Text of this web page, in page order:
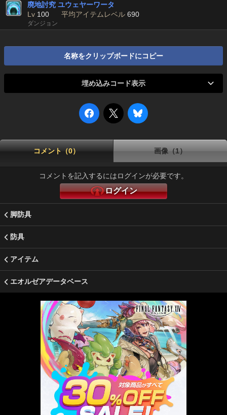
廃地討究 ユウェヤーワータ
Lv 100 平均アイテムレベル 690
ダンジョン
名称をクリップボードにコピー
埋め込みコード表示
コメント（0） 画像（1）
コメントを記入するにはログインが必要です。
ログイン
脚防具
防具
アイテム
エオルゼアデータベース